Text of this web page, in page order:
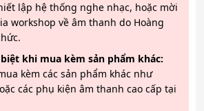
lập hệ thống nghe nhạc, hoặc mời
workshop về âm thanh do Hoàng
khi mua kèm sản phẩm khác:
kèm các sản phẩm khác như
các phụ kiện âm thanh cao cấp tại